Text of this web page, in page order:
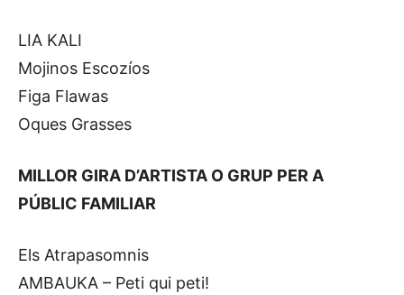
LIA KALI
Mojinos Escozíos
Figa Flawas
Oques Grasses
MILLOR GIRA D’ARTISTA O GRUP PER A
PÚBLIC FAMILIAR
Els Atrapasomnis
AMBAUKA – Peti qui peti!